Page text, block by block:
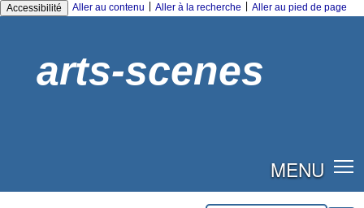
Accessibilité Aller au contenu Aller à la recherche Aller au pied de page
arts-scenes
MENU